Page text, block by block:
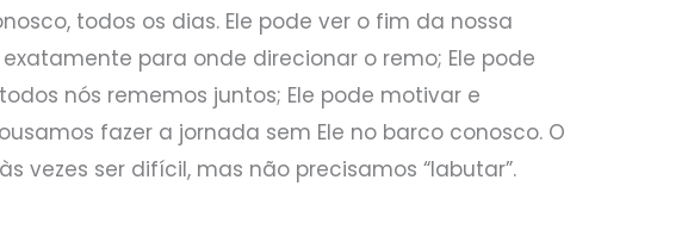
todos os dias. Ele pode ver o fim da nossa
para onde direcionar o remo; Ele pode
nós rememos juntos; Ele pode motivar e
fazer a jornada sem Ele no barco conosco. O
vezes ser difícil, mas não precisamos “labutar”.